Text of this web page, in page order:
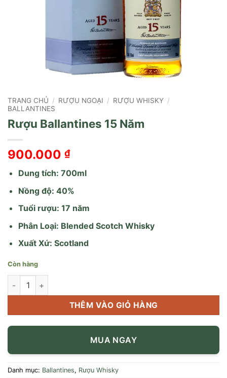
TRANG CHỦ / RƯỢU NGOẠI / RƯỢU WHISKY /
BALLANTINES
Rượu Ballantines 15 Năm
900.000 ₫
Dung tích: 700ml
Nồng độ: 40%
Tuổi rượu: 17 năm
Phân Loại: Blended Scotch Whisky
Xuất Xứ: Scotland
Còn hàng
Rượu Ballantines 15 Năm số lượng
THÊM VÀO GIỎ HÀNG
MUA NGAY
Danh mục: Ballantines, Rượu Whisky